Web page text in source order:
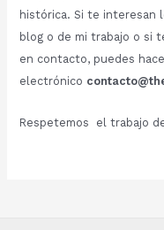
histórica. Si te interesan
blog o de mi trabajo o si
en contacto, puedes
electrónico
Respetemos el trabajo